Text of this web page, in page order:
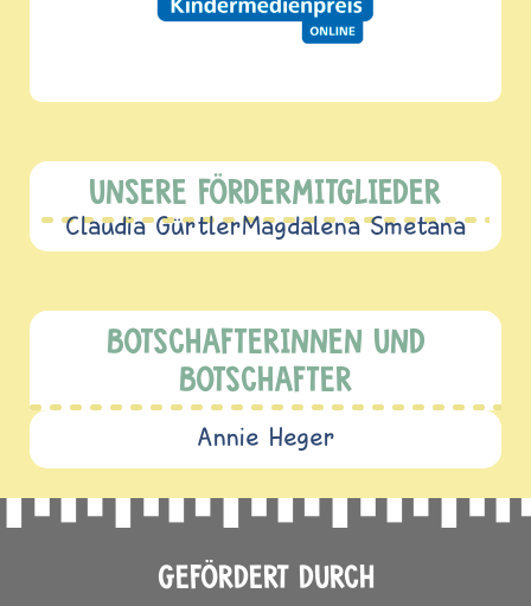
UNSERE FÖRDERMITGLIEDER
Claudia GürtlerMagdalena Smetana
BOTSCHAFTERINNEN UND
BOTSCHAFTER
Annie Heger
GEFÖRDERT DURCH